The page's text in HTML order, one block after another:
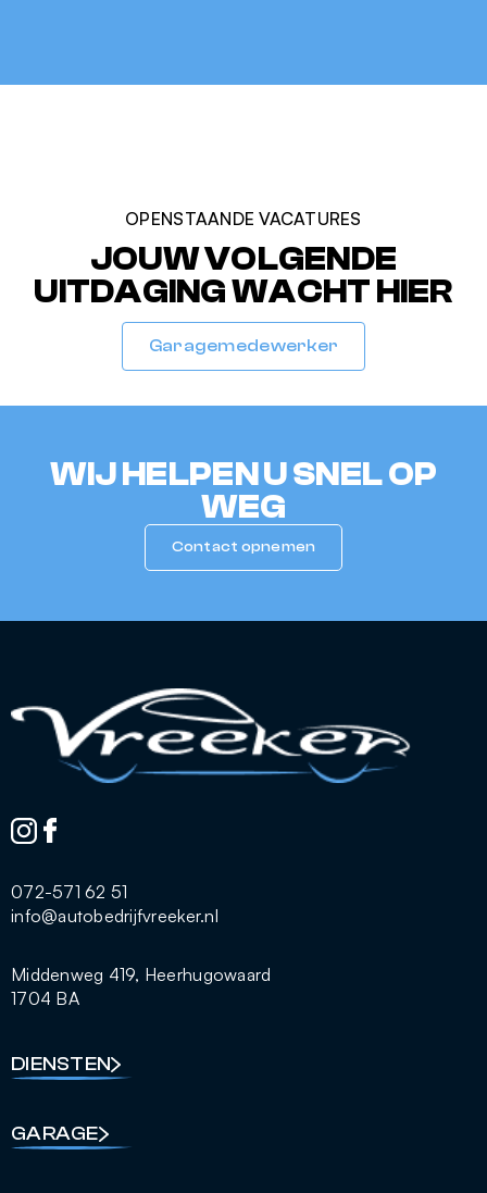
OPENSTAANDE VACATURES
JOUW VOLGENDE
UITDAGING WACHT HIER
Garagemedewerker
WIJ HELPEN U SNEL OP
WEG
Contact opnemen
072-571 62 51
info@autobedrijfvreeker.nl
Middenweg 419, Heerhugowaard
1704 BA
DIENSTEN
GARAGE